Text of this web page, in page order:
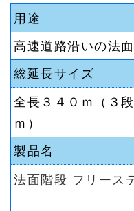
用途
高速道路沿いの法
総延長サイズ
全長３４０ｍ（３
ｍ）
製品名
法面階段 フリース